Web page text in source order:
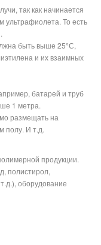
так как начинается
ультрафиолета. То есть
быть выше 25°С,
и их взаимных
батарей и труб
1 метра.
размещать на
полу. И т.д.
продукции.
полистирол,
оборудование